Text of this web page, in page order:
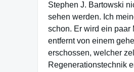
Stephen J. Bartowski
sehen werden. Ich
schon. Er wird ein paar
entfernt von einem
erschossen, welcher
Regenerationstechnik